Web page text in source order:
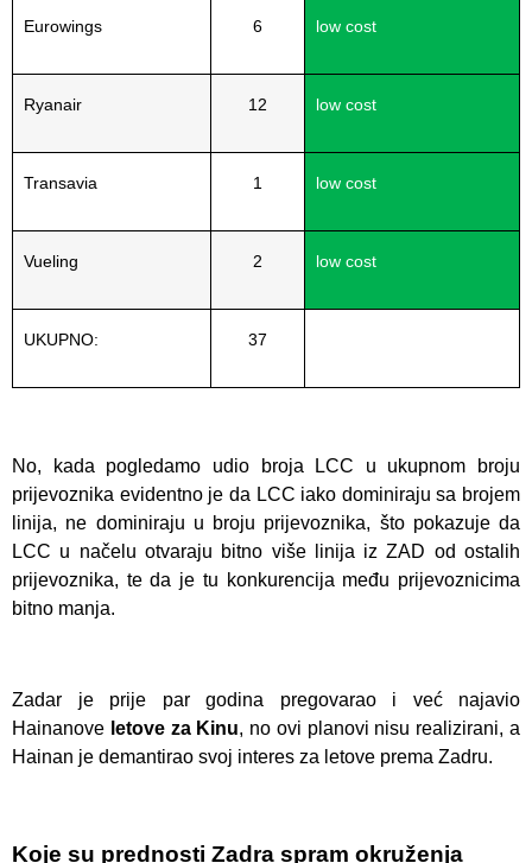
Eurowings 6 low cost
Ryanair 12 low cost
Transavia 1 low cost
Vueling 2 low cost
UKUPNO: 37
No, kada pogledamo udio broja LCC u ukupnom broju
prijevoznika evidentno je da LCC iako dominiraju sa brojem
linija, ne dominiraju u broju prijevoznika, što pokazuje da
LCC u načelu otvaraju bitno više linija iz ZAD od ostalih
prijevoznika, te da je tu konkurencija među prijevoznicima
bitno manja.
Zadar je prije par godina pregovarao i već najavio
Hainanove letove za Kinu, no ovi planovi nisu realizirani, a
Hainan je demantirao svoj interes za letove prema Zadru.
Koje su prednosti Zadra spram okruženja